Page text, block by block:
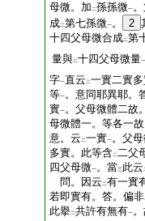
母微。加 二孫孫微一
成二第七孫微一。 2
十四父母微合成二第
量與二十四父母微量一
字一直云 二一實二實
等一。意同耶異耶。
實一。父母微體二故
母微體一。等各一
意。云 二一實一。父
多實。此等含二二父
四父母微一。當三此云
問。因云 二有一實
若即實有。答。偏非
此擧二共許有無有一